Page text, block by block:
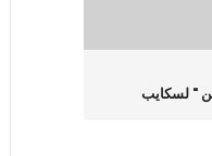
" لسكايب